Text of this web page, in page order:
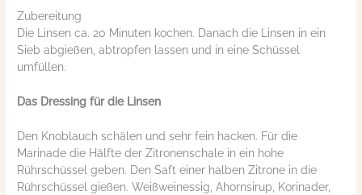
Zubereitung
Die Linsen ca. 20 Minuten kochen. Danach die Linsen in ein
Sieb abgießen, abtropfen lassen und in eine Schüssel
umfüllen.
Das Dressing für die Linsen
Den Knoblauch schälen und sehr fein hacken. Für die
Marinade die Hälfte der Zitronenschale in ein hohe
Rührschüssel geben. Den Saft einer halben Zitrone in die
Rührschüssel gießen. Weißweinessig, Ahornsirup, Korinader,